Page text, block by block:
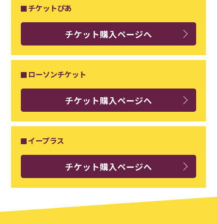
チケットぴあ
チケット購入ページへ
ローソンチケット
チケット購入ページへ
イープラス
チケット購入ページへ